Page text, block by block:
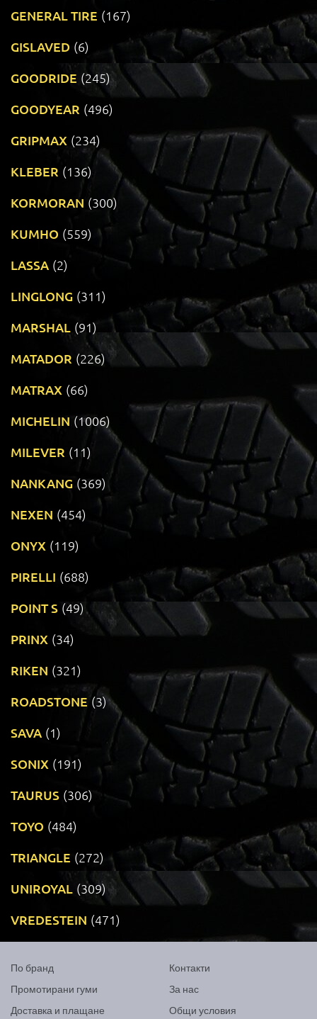
GENERAL TIRE (167)
GISLAVED (6)
GOODRIDE (245)
GOODYEAR (496)
GRIPMAX (234)
KLEBER (136)
KORMORAN (300)
KUMHO (559)
LASSA (2)
LINGLONG (311)
MARSHAL (91)
MATADOR (226)
MATRAX (66)
MICHELIN (1006)
MILEVER (11)
NANKANG (369)
NEXEN (454)
ONYX (119)
PIRELLI (688)
POINT S (49)
PRINX (34)
RIKEN (321)
ROADSTONE (3)
SAVA (1)
SONIX (191)
TAURUS (306)
TOYO (484)
TRIANGLE (272)
UNIROYAL (309)
VREDESTEIN (471)
По бранд
Промотирани гуми
Доставка и плащане
Контакти
За нас
Общи условия